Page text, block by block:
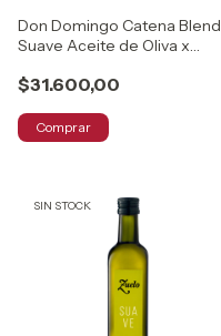
Don Domingo Catena Blend
Suave Aceite de Oliva x
$31.600,00
Comprar
SIN STOCK